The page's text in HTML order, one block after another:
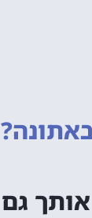
אותך גם